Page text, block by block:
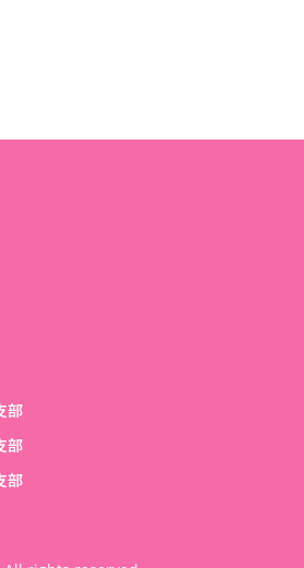
部
部
部